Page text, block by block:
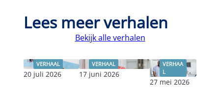
Lees meer verhalen
Bekijk alle verhalen
VERHAAL
20 juli 2026
VERHAAL
17 juni 2026
VERHAA
L
27 mei 2026